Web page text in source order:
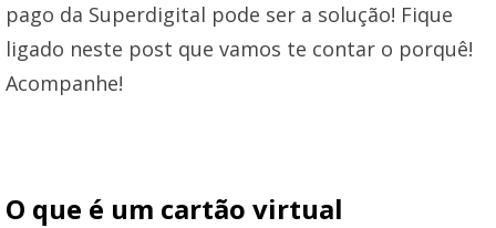
pago da Superdigital pode ser a solução! Fique
ligado neste post que vamos te contar o porquê!
Acompanhe!
O que é um cartão virtual